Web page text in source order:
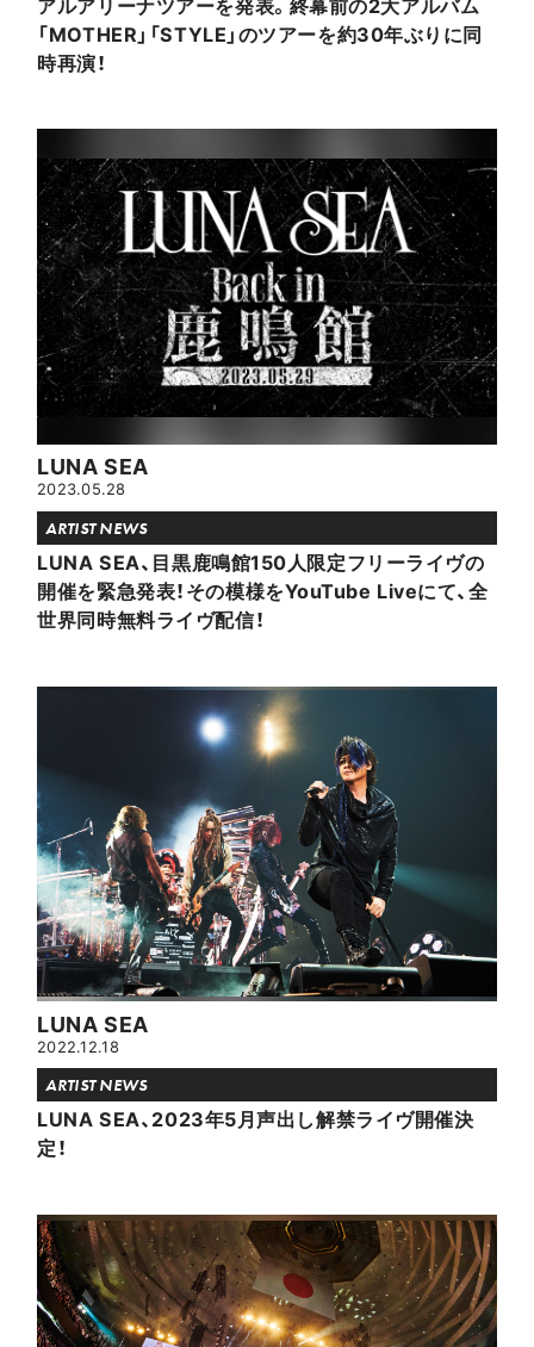
「MOTHER」「STYLE」のツアーを約30年ぶりに同
時再演！
LUNA SEA
2023.05.28
ARTIST NEWS
LUNA SEA、目黒鹿鳴館150人限定フリーライヴの
開催を緊急発表！その模様をYouTube Liveにて、全
世界同時無料ライヴ配信！
LUNA SEA
2022.12.18
ARTIST NEWS
LUNA SEA、2023年5月声出し解禁ライヴ開催決
定！